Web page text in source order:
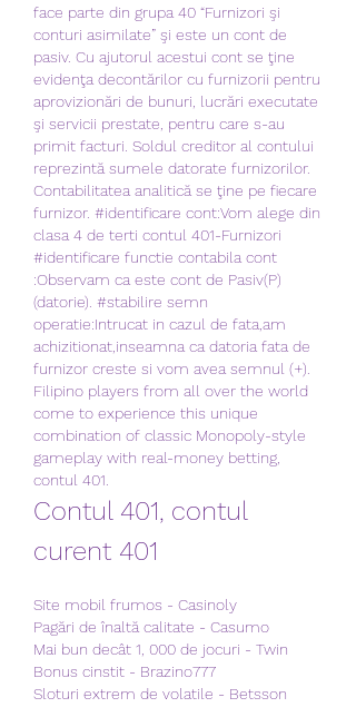
face parte din grupa 40 “Furnizori şi
conturi asimilate” şi este un cont de
pasiv. Cu ajutorul acestui cont se ţine
evidenţa decontărilor cu furnizorii pentru
aprovizionări de bunuri, lucrări executate
şi servicii prestate, pentru care s-au
primit facturi. Soldul creditor al contului
reprezintă sumele datorate furnizorilor.
Contabilitatea analitică se ţine pe fiecare
furnizor. #identificare cont:Vom alege din
clasa 4 de terti contul 401-Furnizori
#identificare functie contabila cont
:Observam ca este cont de Pasiv(P)
(datorie). #stabilire semn
operatie:Intrucat in cazul de fata,am
achizitionat,inseamna ca datoria fata de
furnizor creste si vom avea semnul (+).
Filipino players from all over the world
come to experience this unique
combination of classic Monopoly-style
gameplay with real-money betting,
contul 401.
Contul 401, contul
curent 401
Site mobil frumos - Casinoly
Pagări de înaltă calitate - Casumo
Mai bun decât 1, 000 de jocuri - Twin
Bonus cinstit - Brazino777
Sloturi extrem de volatile - Betsson